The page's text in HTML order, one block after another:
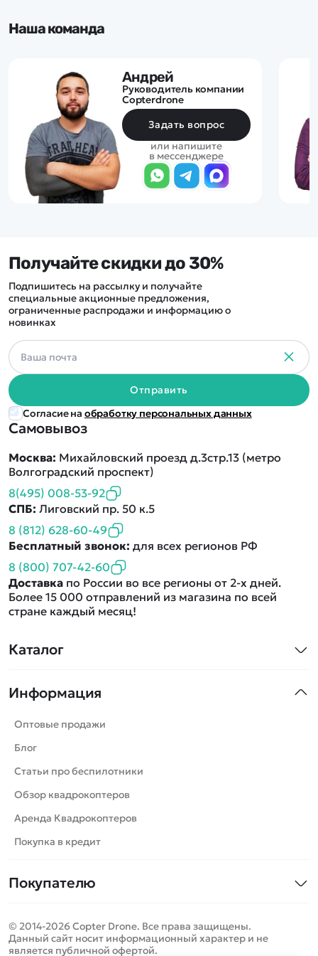
Наша команда
Андрей
Руководитель компании
Copterdrone
Задать вопрос
или напишите
в мессенджере
Каталог
Машинки
Танки
Вертолеты
Катера
Роботы
Самолеты
Сборные модели
Спецтехника
Игрушки
Информация
Оптовые продажи
Блог
Статьи про беспилотники
Обзор квадрокоптеров
Аренда Квадрокоптеров
Покупка в кредит
Покупателю
Оплата и доставка
Самовывоз
Москва: Михайловский проезд д.3стр.13 (метро
Волгоградский проспект)
8(495) 008-53-92
СПБ: Лиговский пр. 50 к.5
8 (812) 628-60-49
Бесплатный звонок: для всех регионов РФ
8 (800) 707-42-60
Доставка по России во все регионы от 2-х дней.
Более 15 000 отправлений из магазина по всей
стране каждый месяц!
Получайте скидки до 30%
Подпишитесь на рассылку и получайте
специальные акционные предложения,
ограниченные распродажи и информацию о
новинках
Отправить
Согласие на обработку персональных данных
© 2014-2026 Copter Drone. Все права защищены.
Данный сайт носит информационный характер и не
является публичной офертой.